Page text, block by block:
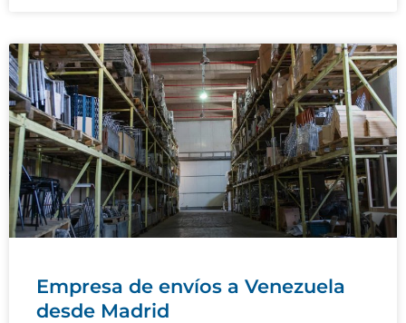
Empresa de envíos a Venezuela
desde Madrid